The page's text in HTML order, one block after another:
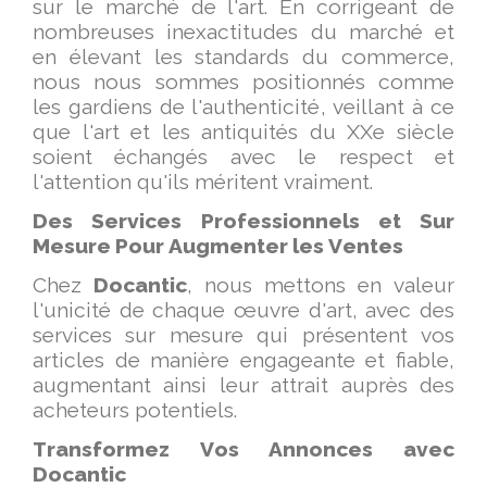
sur le marché de l'art. En corrigeant de
nombreuses inexactitudes du marché et
en élevant les standards du commerce,
nous nous sommes positionnés comme
les gardiens de l'authenticité, veillant à ce
que l'art et les antiquités du XXe siècle
soient échangés avec le respect et
l'attention qu'ils méritent vraiment.
Des Services Professionnels et Sur
Mesure Pour Augmenter les Ventes
Chez Docantic, nous mettons en valeur
l'unicité de chaque œuvre d'art, avec des
services sur mesure qui présentent vos
articles de manière engageante et fiable,
augmentant ainsi leur attrait auprès des
acheteurs potentiels.
Transformez Vos Annonces avec
Docantic